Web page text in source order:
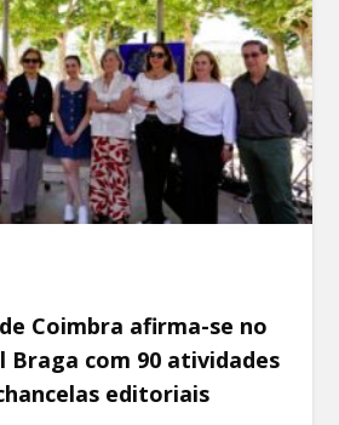
Coimbra afirma-se no
Braga com 90 atividades
editoriais